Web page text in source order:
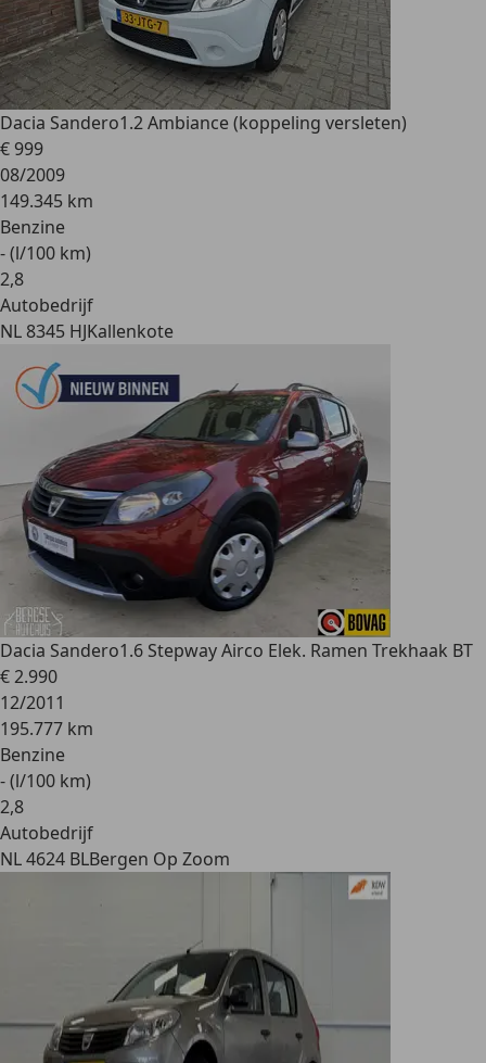
Dacia Sandero1.2 Ambiance (koppeling versleten)
€ 999
08/2009
149.345 km
Benzine
- (l/100 km)
2,8
Autobedrijf
NL 8345 HJKallenkote
Dacia Sandero1.6 Stepway Airco Elek. Ramen Trekhaak BT
€ 2.990
12/2011
195.777 km
Benzine
- (l/100 km)
2,8
Autobedrijf
NL 4624 BLBergen Op Zoom